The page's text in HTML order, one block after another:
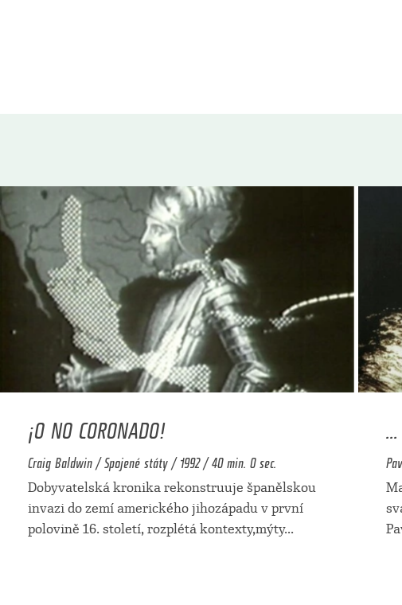
¡O NO CORONADO!
Craig Baldwin / Spojené státy / 1992 / 40 min. 0 sec.
Dobyvatelská kronika rekonstruuje španělskou
invazi do zemí amerického jihozápadu v první
polovině 16. století, rozplétá kontexty,mýty...